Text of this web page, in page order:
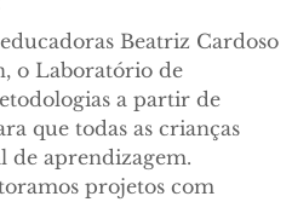
Beatriz Cardoso
o Laboratório de
a partir de
que todas as crianças
de aprendizagem.
projetos com